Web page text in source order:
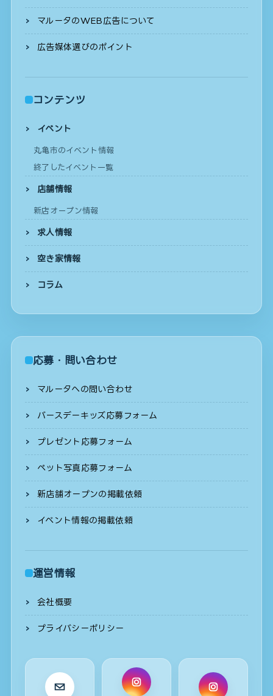
マルータのWEB広告について
広告媒体選びのポイント
コンテンツ
イベント
丸亀市のイベント情報
終了したイベント一覧
店舗情報
新店オープン情報
求人情報
空き家情報
コラム
応募・問い合わせ
マルータへの問い合わせ
バースデーキッズ応募フォーム
プレゼント応募フォーム
ペット写真応募フォーム
新店舗オープンの掲載依頼
イベント情報の掲載依頼
運営情報
会社概要
プライバシーポリシー